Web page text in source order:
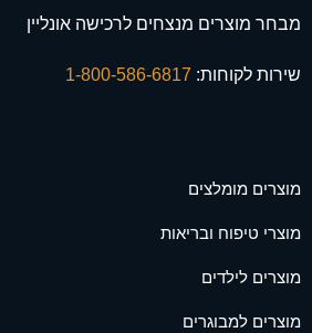
מבחר מוצרים מנצחים לרכישה אונליין
שירות לקוחות:
מוצרים מומלצים
מוצרי טיפוח ובריאות
מוצרים לילדים
מוצרים למבוגרים